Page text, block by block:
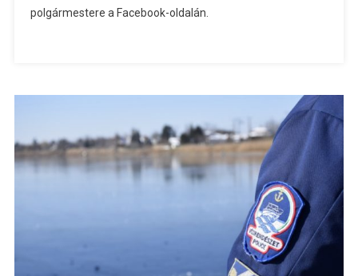
polgármestere a Facebook-oldalán.